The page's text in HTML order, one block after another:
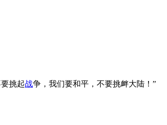
挑起战争，我们要和平，不要挑衅大陆！”